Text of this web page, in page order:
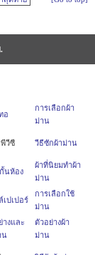
อ
การเลือกผ้า
ม่าน
วีซี วีธีซักผ้าม่าน
นห้อง
ผ้าที่นิยมทำผ้า
ม่าน
เปเปอร์
การเลือกใช้
ม่าน
างและ
น
ตัวอย่างผ้า
ม่าน